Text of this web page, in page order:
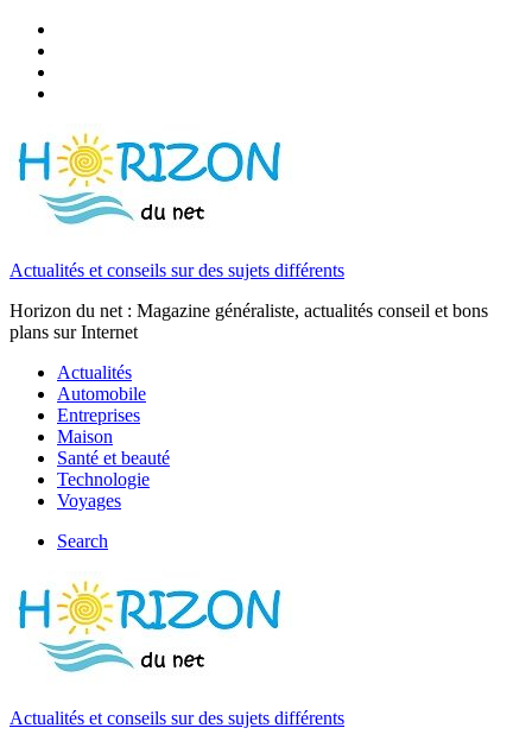
Actualités et conseils sur des sujets différents
Horizon du net : Magazine généraliste, actualités conseil et bons
plans sur Internet
Actualités
Automobile
Entreprises
Maison
Santé et beauté
Technologie
Voyages
Search
Actualités et conseils sur des sujets différents